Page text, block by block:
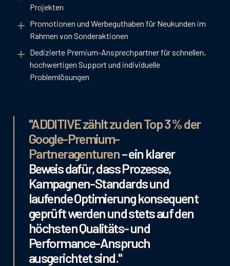
Projekten
Promotionen und Werbeguthaben für Neukunden im
Rahmen von Sonderaktionen
Dedizierte Premium-Ansprechpartner für schnellen,
hochwertigen Support und individuelle
Problemlösungen
"ADDITIVE zählt zu den Top 3 % der
Google-Premium-
Partneragenturen– ein klarer
Beweis dafür, dass Prozesse,
Kampagnen-Standards und
laufende Optimierung konsequent
geprüft werden und stets auf den
höchsten Qualitäts- und
Performance-Anspruch
ausgerichtet sind."